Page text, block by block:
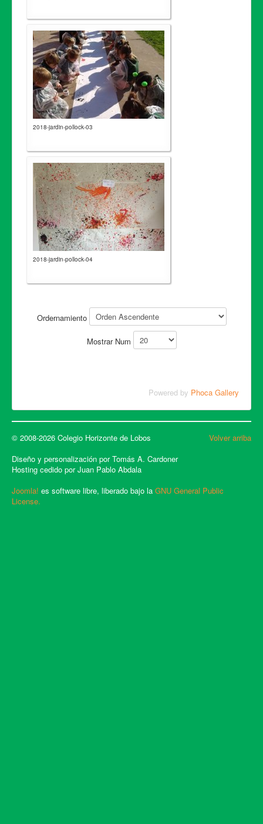
2018-jardin-pollock-03
2018-jardin-pollock-04
Ordernamiento
Mostrar Num
Powered by Phoca Gallery
Volver arriba
© 2008-2026 Colegio Horizonte de Lobos
Diseño y personalización por Tomás A. Cardoner
Hosting cedido por Juan Pablo Abdala
Joomla! es software libre, liberado bajo la GNU General Public
License.